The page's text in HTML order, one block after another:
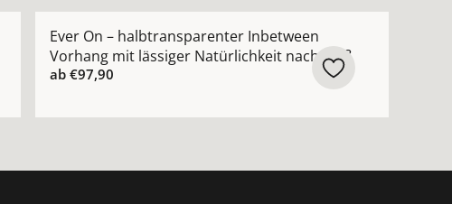
Ever On – halbtransparenter Inbetween
Vorhang mit lässiger Natürlichkeit nach Maß
ab€97,90